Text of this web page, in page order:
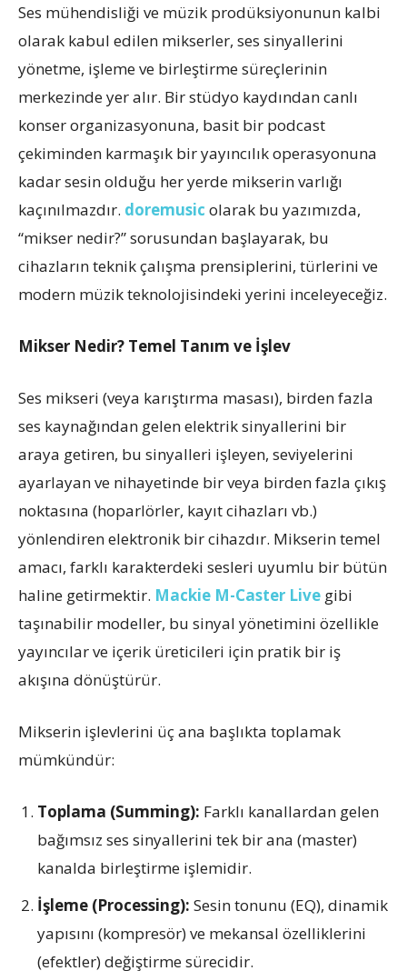
Ses mühendisliği ve müzik prodüksiyonunun kalbi
olarak kabul edilen mikserler, ses sinyallerini
yönetme, işleme ve birleştirme süreçlerinin
merkezinde yer alır. Bir stüdyo kaydından canlı
konser organizasyonuna, basit bir podcast
çekiminden karmaşık bir yayıncılık operasyonuna
kadar sesin olduğu her yerde mikserin varlığı
kaçınılmazdır. doremusic olarak bu yazımızda,
“mikser nedir?” sorusundan başlayarak, bu
cihazların teknik çalışma prensiplerini, türlerini ve
modern müzik teknolojisindeki yerini inceleyeceğiz.
Mikser Nedir? Temel Tanım ve İşlev
Ses mikseri (veya karıştırma masası), birden fazla
ses kaynağından gelen elektrik sinyallerini bir
araya getiren, bu sinyalleri işleyen, seviyelerini
ayarlayan ve nihayetinde bir veya birden fazla çıkış
noktasına (hoparlörler, kayıt cihazları vb.)
yönlendiren elektronik bir cihazdır. Mikserin temel
amacı, farklı karakterdeki sesleri uyumlu bir bütün
haline getirmektir. Mackie M-Caster Live gibi
taşınabilir modeller, bu sinyal yönetimini özellikle
yayıncılar ve içerik üreticileri için pratik bir iş
akışına dönüştürür.
Mikserin işlevlerini üç ana başlıkta toplamak
mümkündür:
Toplama (Summing): Farklı kanallardan gelen
bağımsız ses sinyallerini tek bir ana (master)
kanalda birleştirme işlemidir.
İşleme (Processing): Sesin tonunu (EQ), dinamik
yapısını (kompresör) ve mekansal özelliklerini
(efektler) değiştirme sürecidir.